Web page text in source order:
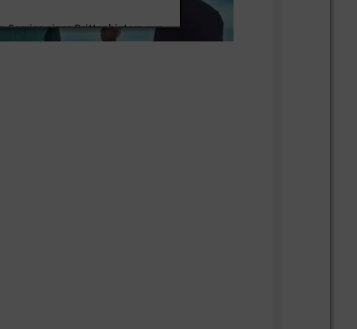
Service eines Drittanbieters, um
Dieser Service kann Daten zu